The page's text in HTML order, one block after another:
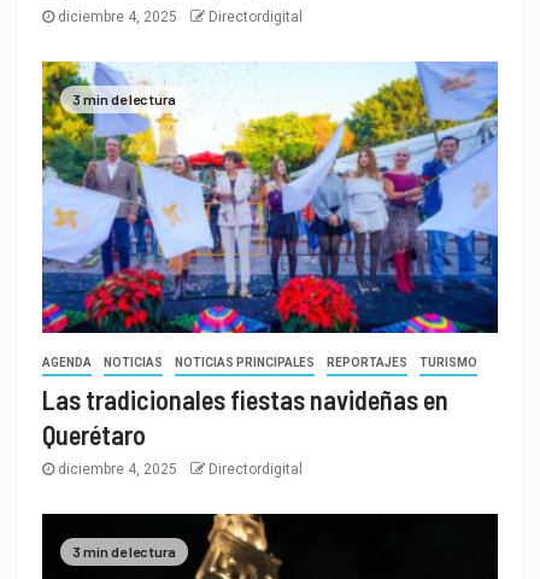
diciembre 4, 2025 Directordigital
3 min de lectura
AGENDA NOTICIAS NOTICIAS PRINCIPALES REPORTAJES TURISMO
Las tradicionales fiestas navideñas en
Querétaro
diciembre 4, 2025 Directordigital
3 min de lectura